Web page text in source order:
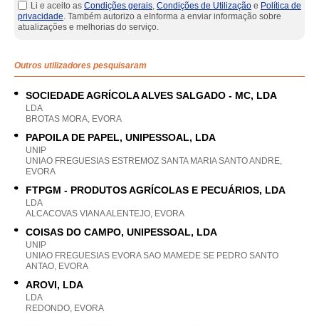
Li e aceito as Condições gerais, Condições de Utilização e Política de
privacidade. Também autorizo a eInforma a enviar informação sobre
atualizações e melhorias do serviço.
Outros utilizadores pesquisaram
SOCIEDADE AGRÍCOLA ALVES SALGADO - MC, LDA
LDA
BROTAS MORA, EVORA
PAPOILA DE PAPEL, UNIPESSOAL, LDA
UNIP
UNIAO FREGUESIAS ESTREMOZ SANTA MARIA SANTO ANDRE,
EVORA
FTPGM - PRODUTOS AGRÍCOLAS E PECUÁRIOS, LDA
LDA
ALCACOVAS VIANA ALENTEJO, EVORA
COISAS DO CAMPO, UNIPESSOAL, LDA
UNIP
UNIAO FREGUESIAS EVORA SAO MAMEDE SE PEDRO SANTO
ANTAO, EVORA
AROVI, LDA
LDA
REDONDO, EVORA